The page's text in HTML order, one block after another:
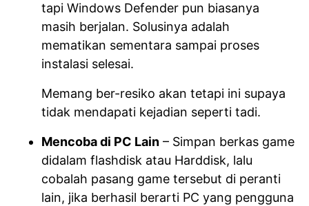
tapi Windows Defender pun biasanya
masih berjalan. Solusinya adalah
mematikan sementara sampai proses
instalasi selesai.
Memang ber-resiko akan tetapi ini supaya
tidak mendapati kejadian seperti tadi.
Mencoba di PC Lain – Simpan berkas game
didalam flashdisk atau Harddisk, lalu
cobalah pasang game tersebut di peranti
lain, jika berhasil berarti PC yang pengguna